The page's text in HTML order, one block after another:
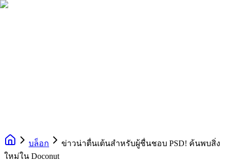
บล็อก
ข่าวน่าตื่นเต้นสำหรับผู้ชื่นชอบ PSD! ค้นพบสิ่ง
ใหม่ใน Doconut